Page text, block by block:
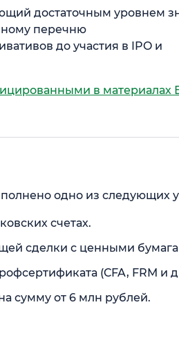
достаточным уровнем
перечню
до участия в IPO и
в материалах
одно из следующих
счетах.
сделки с ценными
(CFA, FRM и
сумму от 6 млн рублей.